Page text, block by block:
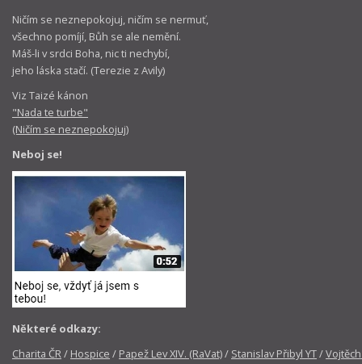
Ničím se neznepokojuj, ničím se nermuť,
všechno pomíjí, Bůh se ale nemění.
Máš-li v srdci Boha, nic ti nechybí,
jeho láska stačí. (Terezie z Avily)
Viz Taizé kánon
"Nada te turbe"
(Ničím se neznepokojuj)
Neboj se!
Některé odkazy:
Charita ČR/ Hospice / Papež Lev XIV. (RaVat)/ Stanislav Přibyl YT/